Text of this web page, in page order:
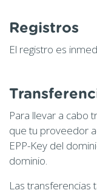
Registros
El registro es
Para llevar a cabo
que tu proveedor
EPP-Key del
dominio.
Las transferencias